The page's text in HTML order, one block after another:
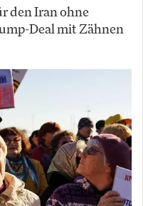
den Iran ohne
Deal mit Zähnen